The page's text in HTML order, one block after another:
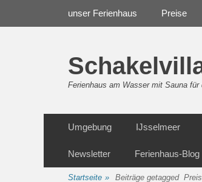
unser Ferienhaus Preise
Ferienhaus am Wasser mit Sauna
Inhalt
Umgebung IJsselmeer
Newsletter Ferienhaus-Blog
Startseite » Beiträge getagged